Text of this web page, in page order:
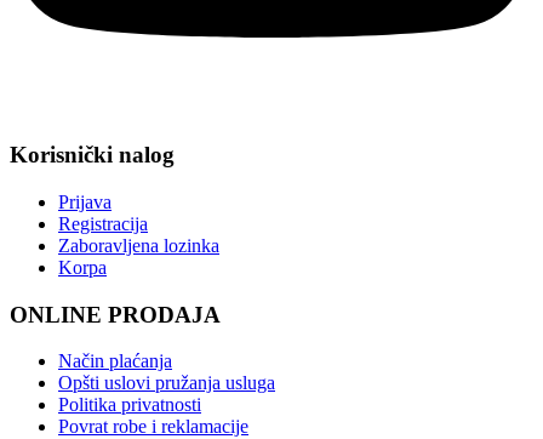
Korisnički nalog
Prijava
Registracija
Zaboravljena lozinka
Korpa
ONLINE PRODAJA
Način plaćanja
Opšti uslovi pružanja usluga
Politika privatnosti
Povrat robe i reklamacije